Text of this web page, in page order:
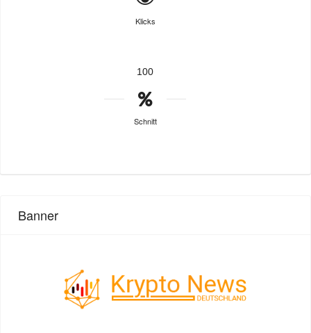
Klicks
100
Schnitt
Banner